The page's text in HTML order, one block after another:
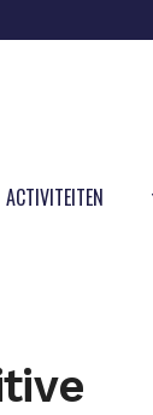
ACTIVITEITEN